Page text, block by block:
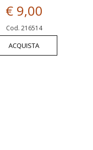
€ 9,00
Cod. 216514
ACQUISTA